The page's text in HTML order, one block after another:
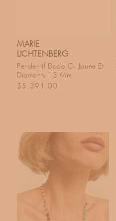
MARIE
LICHTENBERG
Pendentif Dado Or Jaune Et
Diamants 13 Mm
Prix habituel
$5,391.00